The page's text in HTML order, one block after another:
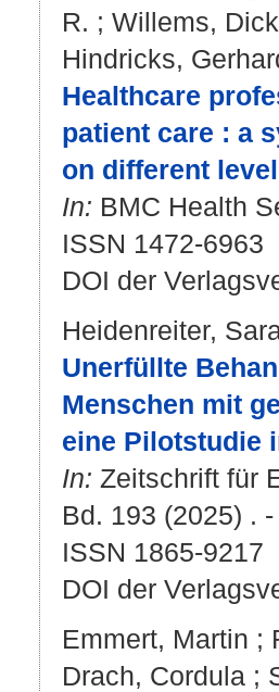
R. ; Willems,
Hindricks,
Healthcare
patient care : a
on different
In: BMC Health
ISSN 1472-6963
DOI der
Heidenreiter,
Unerfüllte
Menschen mit
eine Pilotstudie
In: Zeitschrift für
Bd. 193 (2025) .
ISSN 1865-9217
DOI der
Emmert, Martin ;
Drach, Cordula ;